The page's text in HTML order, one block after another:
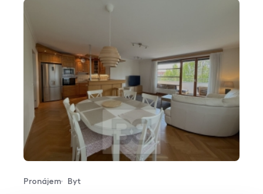
Typ nabídky
Pronájem
Typ nemovitosti
Byt